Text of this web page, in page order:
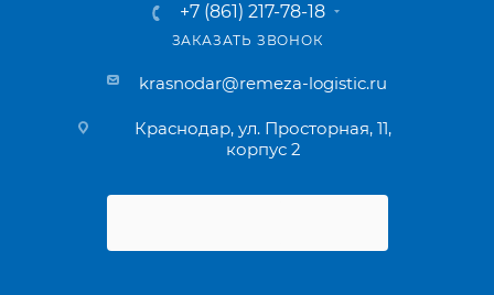
+7 (861) 217-78-18
ЗАКАЗАТЬ ЗВОНОК
krasnodar@remeza-logistic.ru
Краснодар, ул. Просторная, 11,
корпус 2